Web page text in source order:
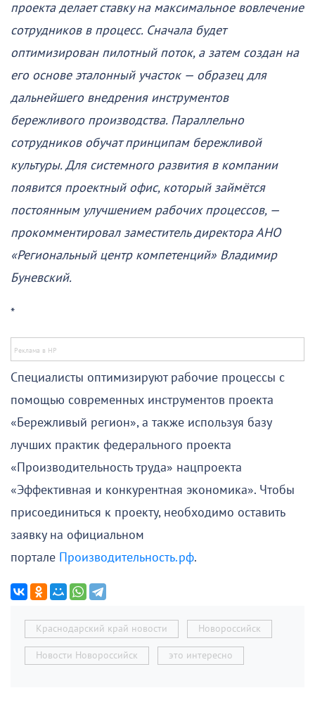
проекта делает ставку на максимальное вовлечение
сотрудников в процесс. Сначала будет
оптимизирован пилотный поток, а затем создан на
его основе эталонный участок — образец для
дальнейшего внедрения инструментов
бережливого производства. Параллельно
сотрудников обучат принципам бережливой
культуры. Для системного развития в компании
появится проектный офис, который займётся
постоянным улучшением рабочих процессов, —
прокомментировал заместитель директора АНО
«Региональный центр компетенций» Владимир
Буневский.
*
Специалисты оптимизируют рабочие процессы с
помощью современных инструментов проекта
«Бережливый регион», а также используя базу
лучших практик федерального проекта
«Производительность труда» нацпроекта
«Эффективная и конкурентная экономика». Чтобы
присоединиться к проекту, необходимо оставить
заявку на официальном
портале Производительность.рф.
Краснодарский край новости Новороссийск
Новости Новороссийск это интересно